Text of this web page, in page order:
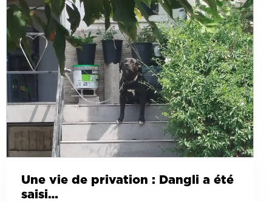
Une vie de privation : Dangli a été
saisi…